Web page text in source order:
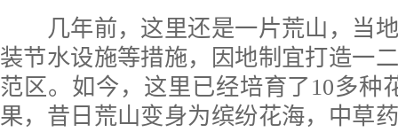
几年前，这里还是一片荒山，当地
装节水设施等措施，因地制宜打造一
范区。如今，这里已经培育了10多种
果，昔日荒山变身为缤纷花海，中草